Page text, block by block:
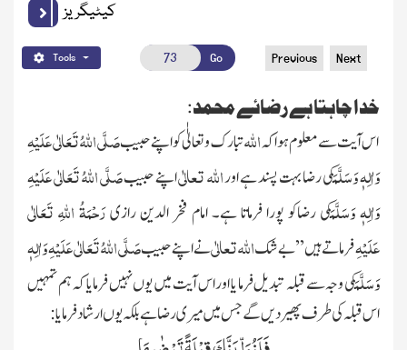
کیٹیگریز
Tools Go Previous Next
خدا چاہتا ہے رضائے محمد:
اس آیت سے معلوم ہوا کہاللہتبارک وتعالیٰٰ کو اپنے حبیبصَلَّی اللہُ تَعَالٰی عَلَیْہِ
وَاٰلِہٖ وَسَلَّمَکی رضا بہت پسند ہےاوراللہ تعالٰیاپنے حبیبصَلَّی اللہُ تَعَالٰی عَلَیْہِ
وَاٰلِہٖ وَسَلَّمَکی رضاکو پورا فرماتا ہے۔ امام فخر الدین رازیرَحْمَۃُ اللہِ تَعَالٰی
عَلَیْہِفرماتے ہیں ’’بے شکاللہ تعالٰینے اپنے حبیبصَلَّی اللہُ تَعَالٰی عَلَیْہِ وَاٰلِہٖ
وَسَلَّمَکی وجہ سے قبلہ تبدیل فرما یا اور اس آیت میں یوں نہیں فرمایا کہ ہم تمہیں
اس قبلہ کی طرف پھیر دیں گے جس میں میری رضا ہے بلکہ یوں ارشاد فرمایا: